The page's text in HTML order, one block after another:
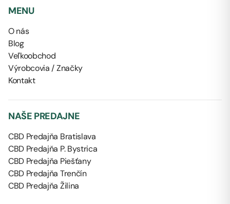
MENU
O nás
Blog
Veľkoobchod
Výrobcovia / Značky
Kontakt
NAŠE PREDAJNE
CBD Predajňa Bratislava
CBD Predajňa P. Bystrica
CBD Predajňa Piešťany
CBD Predajňa Trenčín
CBD Predajňa Žilina